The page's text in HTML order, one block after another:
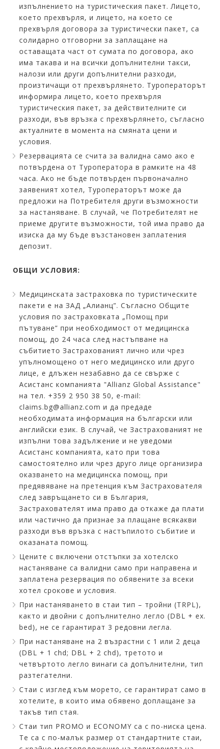
изпълнението на туристическия пакет. Лицето,
което прехвърля, и лицето, на което се
прехвърля договора за туристически пакет, са
солидарно отговорни за заплащане на
оставащата част от сумата по договора, ако
има такава и на всички допълнителни такси,
налози или други допълнителни разходи,
произтичащи от прехвърлянето. Туроператорът
информира лицето, което прехвърля
туристическия пакет, за действителните си
разходи, във връзка с прехвърлянето, съгласно
актуалните в момента на смяната цени и
условия.
Резервацията се счита за валидна само ако е
потвърдена от Туроператора в рамките на 48
часа. Ако не бъде потвърден първоначално
заявеният хотел, Туроператорът може да
предложи на Потребителя други възможности
за настаняване. В случай, че Потребителят не
приеме другите възможности, той има право да
изиска да му бъде възстановен заплатения
депозит.
ОБЩИ УСЛОВИЯ:
Медицинската застраховка по туристическите
пакети е на ЗАД „Алианц”. Съгласно Общите
условия по застраховката „Помощ при
пътуване” при необходимост от медицинска
помощ, до 24 часа след настъпване на
събитието Застрахованият лично или чрез
упълномощено от него медицинско или друго
лице, е длъжен незабавно да се свърже с
Асистанс компанията "Allianz Global Assistance"
на тел. +359 2 950 38 50, е-mail:
claims.bg@allianz.com и да предаде
необходимата информация на български или
английски език. В случай, че Застрахованият не
изпълни това задължение и не уведоми
Асистанс компанията, като при това
самостоятелно или чрез друго лице организира
оказването на медицинска помощ, при
предявяване на претенция към Застрахователя
след завръщането си в България,
Застрахователят има право да откаже да плати
или частично да признае за плащане всякакви
разходи във връзка с настъпилото събитие и
оказаната помощ.
Цените с включени отстъпки за хотелско
настаняване са валидни само при направена и
заплатена резервация по обявените за всеки
хотел срокове и условия.
При настаняването в стаи тип – тройни (TRPL),
както и двойни с допълнително легло (DBL + ex.
bed), не се гарантират 3 редовни легла.
При настаняване на 2 възрастни с 1 или 2 деца
(DBL + 1 chd; DBL + 2 chd), третото и
четвъртото легло винаги са допълнителни, тип
разтегателни.
Стаи с изглед към морето, се гарантират само в
хотелите, в които има обявено доплащане за
такъв тип стая.
Стаи тип PROMO и ECONOMY са с по-ниска цена.
Те са с по-малък размер от стандартните стаи,